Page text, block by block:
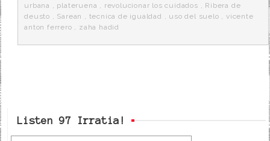
urbana , plateruena , revolucionar los cuidados , Ribera de
deusto , Sarean , tecnica de igualdad , uso del suelo ,vicente
anton ferrero , zaha hadid
Listen 97 Irratia!